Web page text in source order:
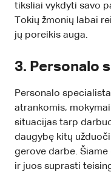
tiksliai vykdyti savo
Tokių žmonių labai
jų poreikis auga.
3. Personalo
Personalo
atrankomis,
situacijas tarp
daugybę kitų
gerove darbe.
ir juos suprasti